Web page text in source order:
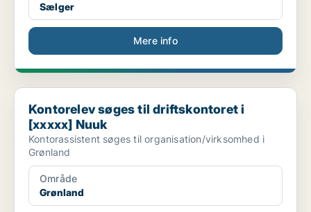
Sælger
Mere info
Kontorelev søges til driftskontoret i [xxxxx] Nuuk
Kontorelev søges til driftskontoret i
[xxxxx] Nuuk
Kontorassistent søges til organisation/virksomhed i
Grønland
Område
Grønland